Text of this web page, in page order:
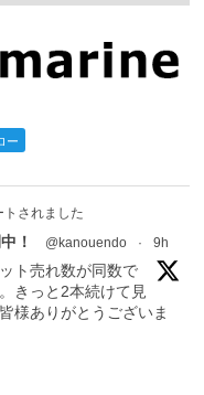
ー
されました
！ @kanouendo · 9h
ト売れ数が同数で
きっと2本続けて見
様ありがとうございま